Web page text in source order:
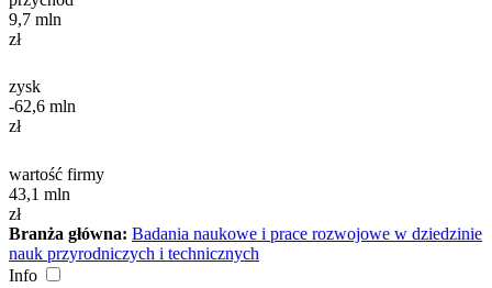
9,7 mln
zł
zysk
-62,6 mln
zł
wartość firmy
43,1 mln
zł
Branża główna: Badania naukowe i prace rozwojowe w dziedzinie
nauk przyrodniczych i technicznych
Info